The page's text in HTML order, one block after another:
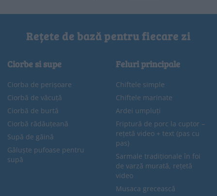
Rețete de bază pentru fiecare zi
Ciorbe si supe
Ciorba de perișoare
Ciorbă de văcuță
Ciorbă de burtă
Ciorbă rădăuțeană
Supă de găină
Găluște pufoase pentru
supă
Feluri principale
Chiftele simple
Chiftele marinate
Ardei umpluți
Friptură de porc la cuptor –
rețetă video + text (pas cu
pas)
Sarmale tradiționale în foi
de varză murată, rețetă
video
Musaca grecească